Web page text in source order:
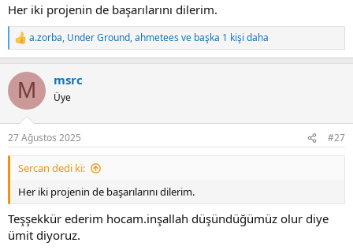
Her iki projenin de başarılarını dilerim.
R
e
c
i
s
:
a.zorba, Under Ground,ahmetees ve başka 1 kişi daha
M msrc
Üye
27 Ağustos 2025 #27
Sercan dedi ki:
Her iki projenin de başarılarını dilerim.
Teşşekkür ederim hocam.inşallah düşündüğümüz olur diye
ümit diyoruz.